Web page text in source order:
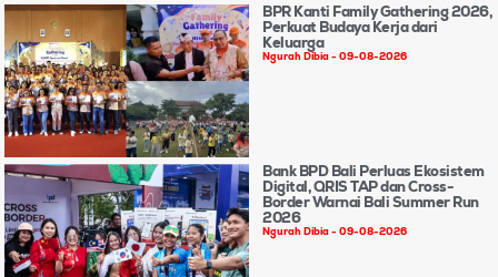
BPR Kanti Family Gathering 2026,
Perkuat Budaya Kerja dari
Keluarga
Ngurah Dibia 09-08-2026
Bank BPD Bali Perluas Ekosistem
Digital, QRIS TAP dan Cross-
Border Warnai Bali Summer Run
2026
Ngurah Dibia 09-08-2026